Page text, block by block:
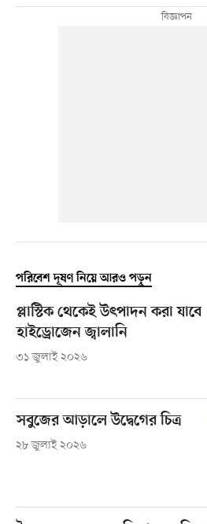
পরিবেশ দূষণ নিয়ে আরও পড়ুন
প্লাস্টিক থেকেই উৎপাদন করা যাবে
হাইড্রোজেন জ্বালানি
৩১ জুলাই ২০২৬
সবুজের আড়ালে উদ্বেগের চিত্র
২৮ জুলাই ২০২৬